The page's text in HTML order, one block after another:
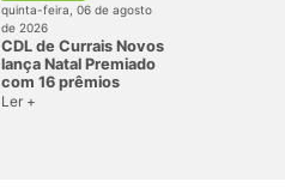
quinta-feira, 06 de agosto
de 2026
CDL de Currais Novos
lança Natal Premiado
com 16 prêmios
Ler +